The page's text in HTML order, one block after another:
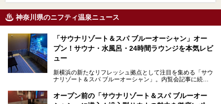
神奈川県のニフティ温泉ニュース
「サウナリゾート＆スパ ブルーオーシャン」オー
プン！サウナ・水風呂・24時間ラウンジを本気レビ
ュー
新横浜の新たなリフレッシュ拠点として注目を集める「サウ
ナリゾート＆スパ ブルーオーシャン」。内覧会記事に続
す。サウナや水風呂の気持ちよさはもちろん、リラックスス
ペースの過ごしやすさまで徹底チェック。新横浜エリアで日
オープン前の「サウナリゾート＆スパ ブルーオー